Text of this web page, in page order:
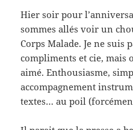
Hier soir pour
sommes allés voir un
Corps Malade. Je ne suis
compliments et cie, mais
aimé. Enthousiasme,
accompagnement
textes… au poil